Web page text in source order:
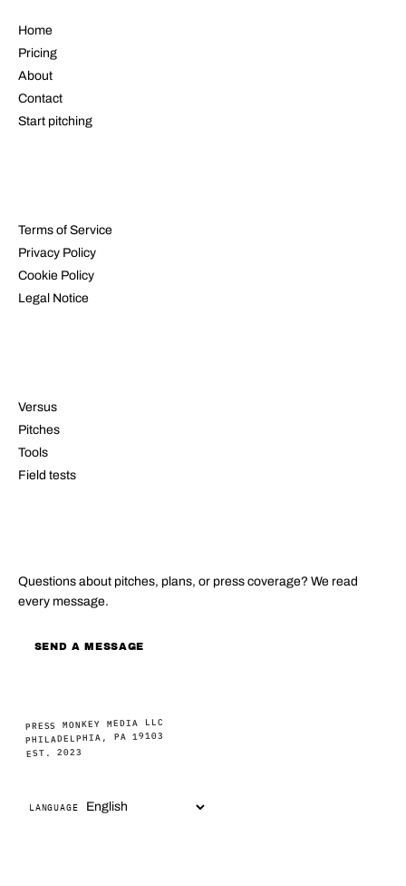
Home
Pricing
About
Contact
Start pitching
Terms of Service
Privacy Policy
Cookie Policy
Legal Notice
Versus
Pitches
Tools
Field tests
Questions about pitches, plans, or press coverage? We read
every message.
SEND A MESSAGE
PRESS MONKEY MEDIA LLC
PHILADELPHIA, PA 19103
EST. 2023
LANGUAGE